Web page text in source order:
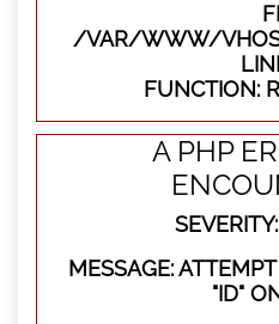
/VAR/WWW/
FUNCTION:
A PHP
MESSAGE:
"ID"